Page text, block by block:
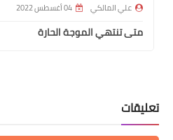
علي المالكي 04 أغسطس 2022
متى تنتهي الموجة الحارة
تعليقات